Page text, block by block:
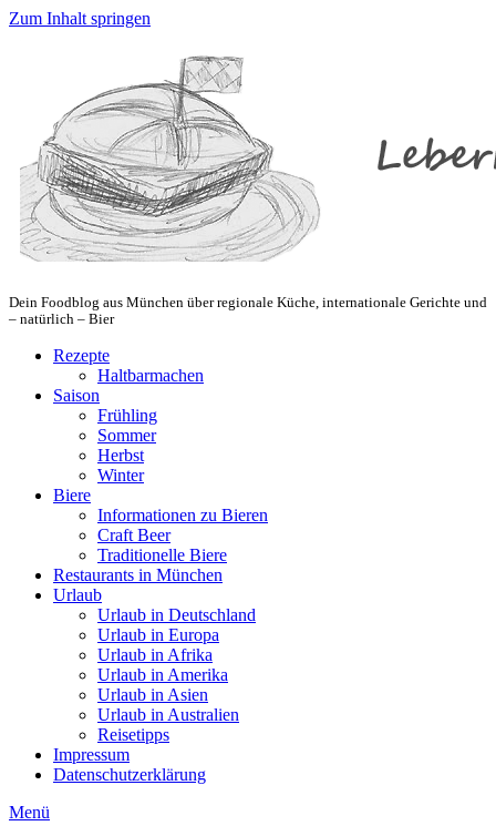
Zum Inhalt springen
Dein Foodblog aus München über regionale Küche, internationale Gerichte und
– natürlich – Bier
Rezepte
Haltbarmachen
Saison
Frühling
Sommer
Herbst
Winter
Biere
Informationen zu Bieren
Craft Beer
Traditionelle Biere
Restaurants in München
Urlaub
Urlaub in Deutschland
Urlaub in Europa
Urlaub in Afrika
Urlaub in Amerika
Urlaub in Asien
Urlaub in Australien
Reisetipps
Impressum
Datenschutzerklärung
Menü